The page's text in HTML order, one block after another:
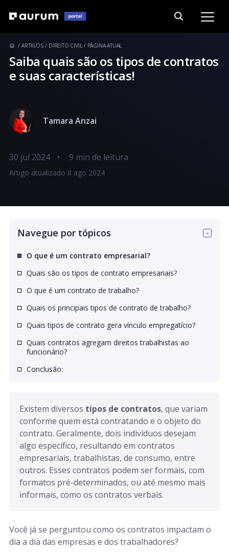
ARTIGOS DIREITO CIVIL PÁGINA ATUAL
Saiba quais são os tipos de contratos
e suas características!
Tamara Anzai
30 jul 2024 •
Artigo atualizado 8 ago 2024
Navegue por tópicos
O que é um contrato empresarial?
Quais são os tipos de contrato empresariais?
O que é um contrato de trabalho?
Quais os principais tipos de contrato de trabalho?
Quais tipos de contrato gera vínculo empregatício?
Quais contratos agregam direitos trabalhistas ao
funcionário?
Conclusão:
Existem diversos tipos de contratos, que variam
conforme quem está contratando e o objeto do
contrato. Geralmente, dois indivíduos desejam
algo específico, resultando em contratos
empresariais, trabalhistas, de consumo, entre
outros. Esses contratos podem ser formais, com
formatos pré-determinados, ou até mesmo mais
informais, como os contratos verbais.
Você já se perguntou como os contratos impactam o
dia a dia das empresas e dos trabalhadores?